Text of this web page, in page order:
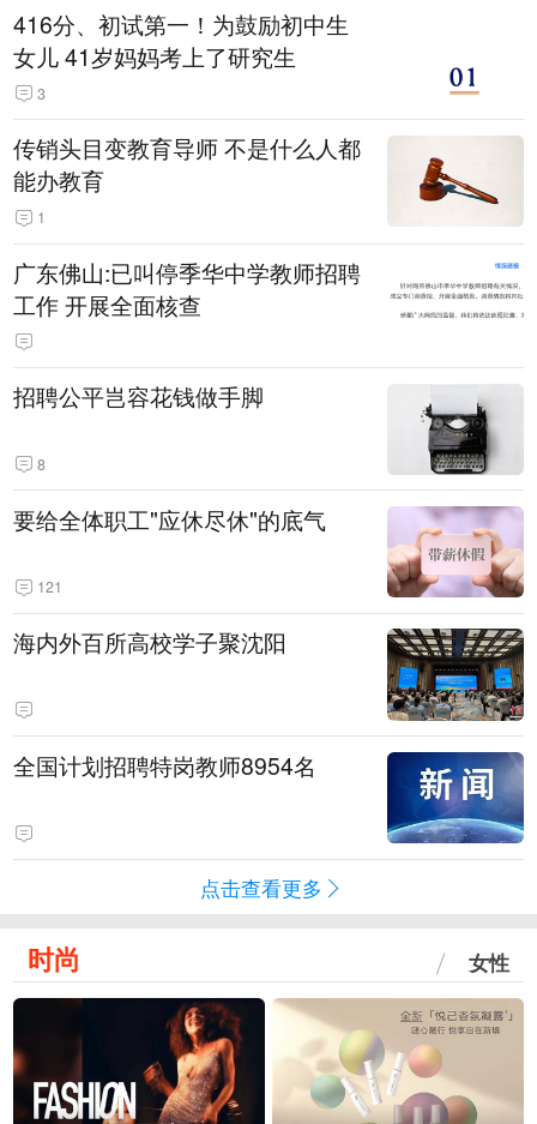
416分、初试第一！为鼓励初中生
女儿 41岁妈妈考上了研究生
3
传销头目变教育导师 不是什么人都
能办教育
1
广东佛山:已叫停季华中学教师招聘
工作 开展全面核查
招聘公平岂容花钱做手脚
8
要给全体职工"应休尽休"的底气
121
海内外百所高校学子聚沈阳
全国计划招聘特岗教师8954名
点击查看更多
时尚 女性